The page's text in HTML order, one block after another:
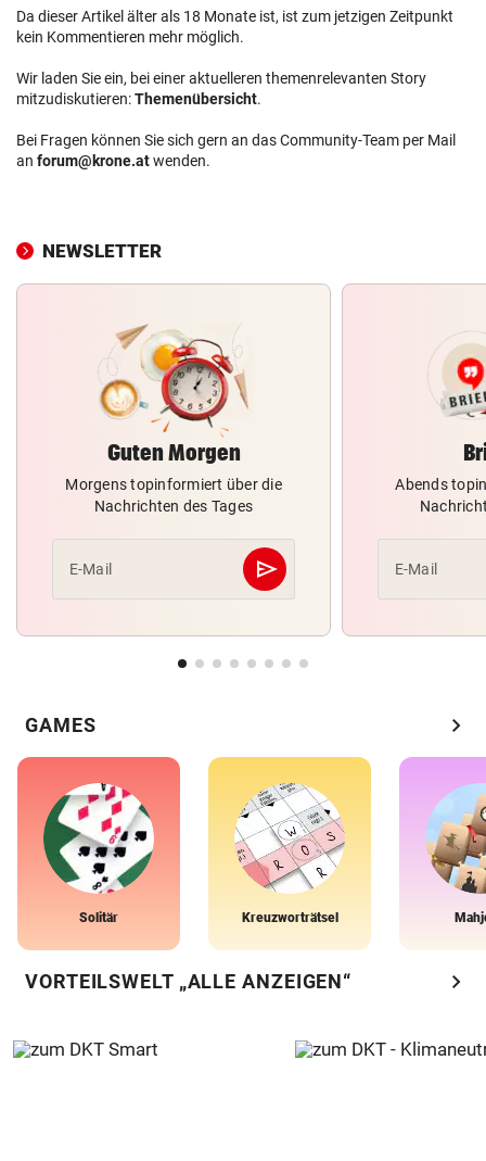
Da dieser Artikel älter als 18 Monate ist, ist zum jetzigen Zeitpunkt
kein Kommentieren mehr möglich.
Wir laden Sie ein, bei einer aktuelleren themenrelevanten Story
mitzudiskutieren:Themenübersicht.
Bei Fragen können Sie sich gern an das Community-Team per Mail
an forum@krone.atwenden.
NEWSLETTER
Guten Morgen
Morgens topinformiert über die
Nachrichten des Tages
E-Mail send
Abschicken
Abends
E-Mail
GAMES chevron_right
Solitär Kreuzworträtsel
VORTEILSWELT „ALLE ANZEIGEN“ chevron_right